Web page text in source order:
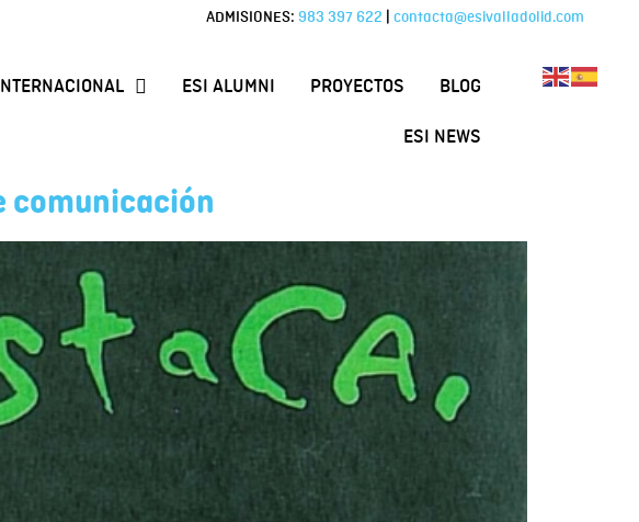
ADMISIONES: 983 397 622 contacta@esivalladolid.com
ESI ALUMNI PROYECTOS BLOG
ESI NEWS
comunicación